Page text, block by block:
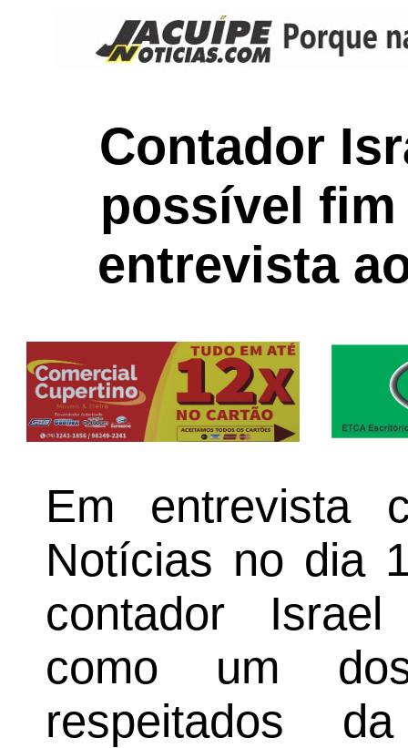
Contador
possível fim
entrevista
Em entrevista
Notícias no dia
contador
como um
respeitados